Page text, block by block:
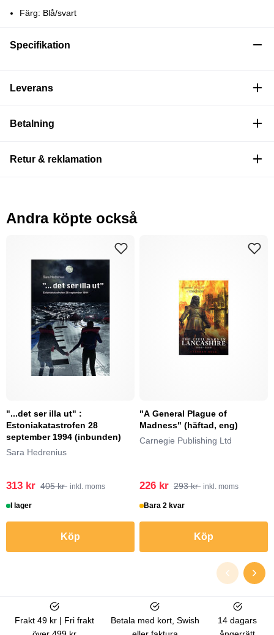
Färg: Blå/svart
Specifikation
Leverans
Betalning
Retur & reklamation
Andra köpte också
"...det ser illa ut" :
Estoniakatastrofen 28
september 1994 (inbunden)
Sara Hedrenius
313 kr 405 kr inkl. moms
I lager
Köp
"A General Plague of
Madness" (häftad, eng)
Carnegie Publishing Ltd
226 kr 293 kr inkl. moms
Bara 2 kvar
Köp
Frakt 49 kr | Fri frakt
Betala med kort, Swish
14 dagars